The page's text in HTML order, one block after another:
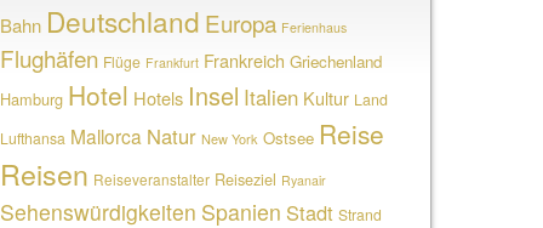
Bahn Deutschland Europa Ferienhaus
Flughäfen Flüge Frankfurt Frankreich Griechenland
Hamburg Hotel Hotels Insel Italien Kultur Land
Lufthansa Mallorca Natur New York Ostsee Reise
Reisen Reiseveranstalter Reiseziel Ryanair
Sehenswürdigkeiten Spanien Stadt Strand